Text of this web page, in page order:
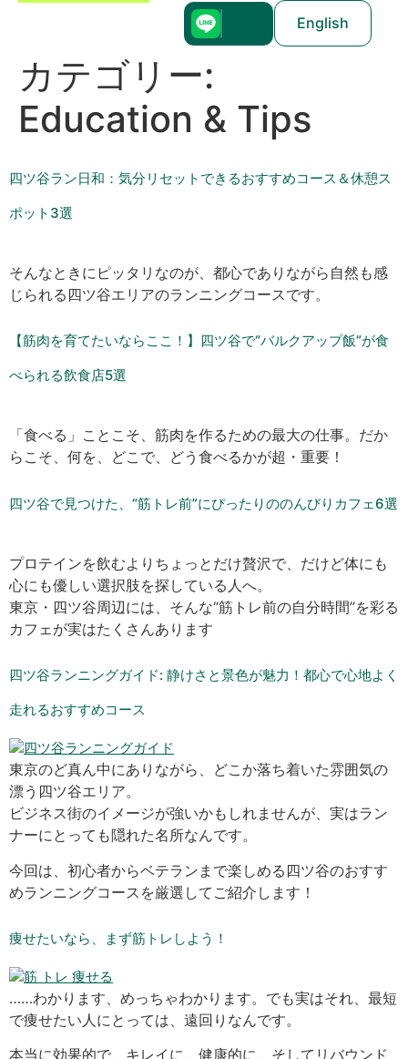
English
カテゴリー:
Education & Tips
四ツ谷ラン日和：気分リセットできるおすすめコース＆休憩ス
ポット3選
そんなときにピッタリなのが、都心でありながら自然も感
じられる四ツ谷エリアのランニングコースです。
【筋肉を育てたいならここ！】四ツ谷で“バルクアップ飯”が食
べられる飲食店5選
「食べる」ことこそ、筋肉を作るための最大の仕事。だか
らこそ、何を、どこで、どう食べるかが超・重要！
四ツ谷で見つけた、“筋トレ前”にぴったりののんびりカフェ6選
プロテインを飲むよりちょっとだけ贅沢で、だけど体にも
心にも優しい選択肢を探している人へ。
東京・四ツ谷周辺には、そんな“筋トレ前の自分時間”を彩る
カフェが実はたくさんあります
四ツ谷ランニングガイド: 静けさと景色が魅力！都心で心地よく
走れるおすすめコース
東京のど真ん中にありながら、どこか落ち着いた雰囲気の
漂う四ツ谷エリア。
ビジネス街のイメージが強いかもしれませんが、実はラン
ナーにとっても隠れた名所なんです。
今回は、初心者からベテランまで楽しめる四ツ谷のおすす
めランニングコースを厳選してご紹介します！
痩せたいなら、まず筋トレしよう！
……わかります、めっちゃわかります。でも実はそれ、最短
で痩せたい人にとっては、遠回りなんです。
本当に効果的で、キレイに、健康的に、そしてリバウンド